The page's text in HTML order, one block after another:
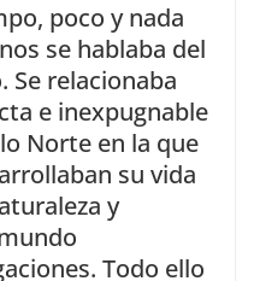
poco y nada
se hablaba del
Se relacionaba
e inexpugnable
Norte en la que
su vida
y
Todo ello